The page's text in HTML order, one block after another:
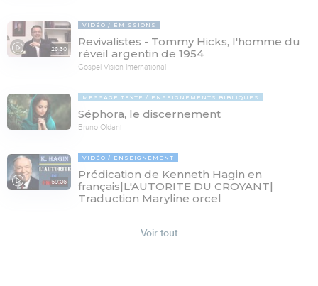
28:30
VIDÉO ÉMISSIONS
Revivalistes - Tommy Hicks, l'homme du
réveil argentin de 1954
Gospel Vision International
MESSAGE TEXTE ENSEIGNEMENTS BIBLIQUES
Séphora, le discernement
Bruno Oldani
59:06
VIDÉO ENSEIGNEMENT
Prédication de Kenneth Hagin en
français|L'AUTORITE DU CROYANT|
Traduction Maryline orcel
Voir tout